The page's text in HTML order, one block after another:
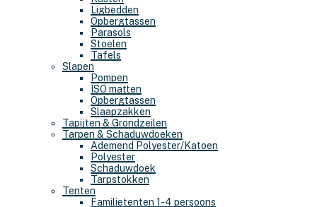
Ligbedden
Opbergtassen
Parasols
Stoelen
Tafels
Slapen
Pompen
ISO matten
Opbergtassen
Slaapzakken
Tapijten & Grondzeilen
Tarpen & Schaduwdoeken
Ademend Polyester/Katoen
Polyester
Schaduwdoek
Tarpstokken
Tenten
Familietenten 1-4 persoons